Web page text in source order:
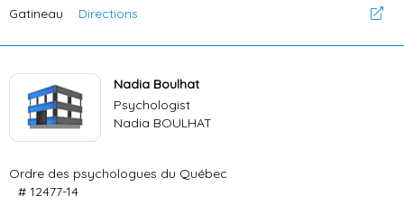
Gatineau Directions
Nadia Boulhat
Psychologist
Nadia BOULHAT
Ordre des psychologues du Québec
# 12477-14